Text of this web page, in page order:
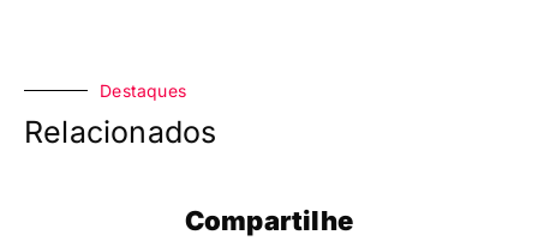
Destaques
Relacionados
Compartilhe